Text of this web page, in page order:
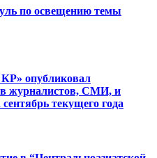
по освещению темы
опубликовал
журналистов, СМИ, и
текущего года